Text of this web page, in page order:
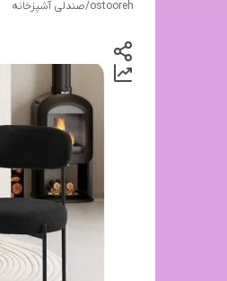
ostooreh
/صندلی آشپزخانه